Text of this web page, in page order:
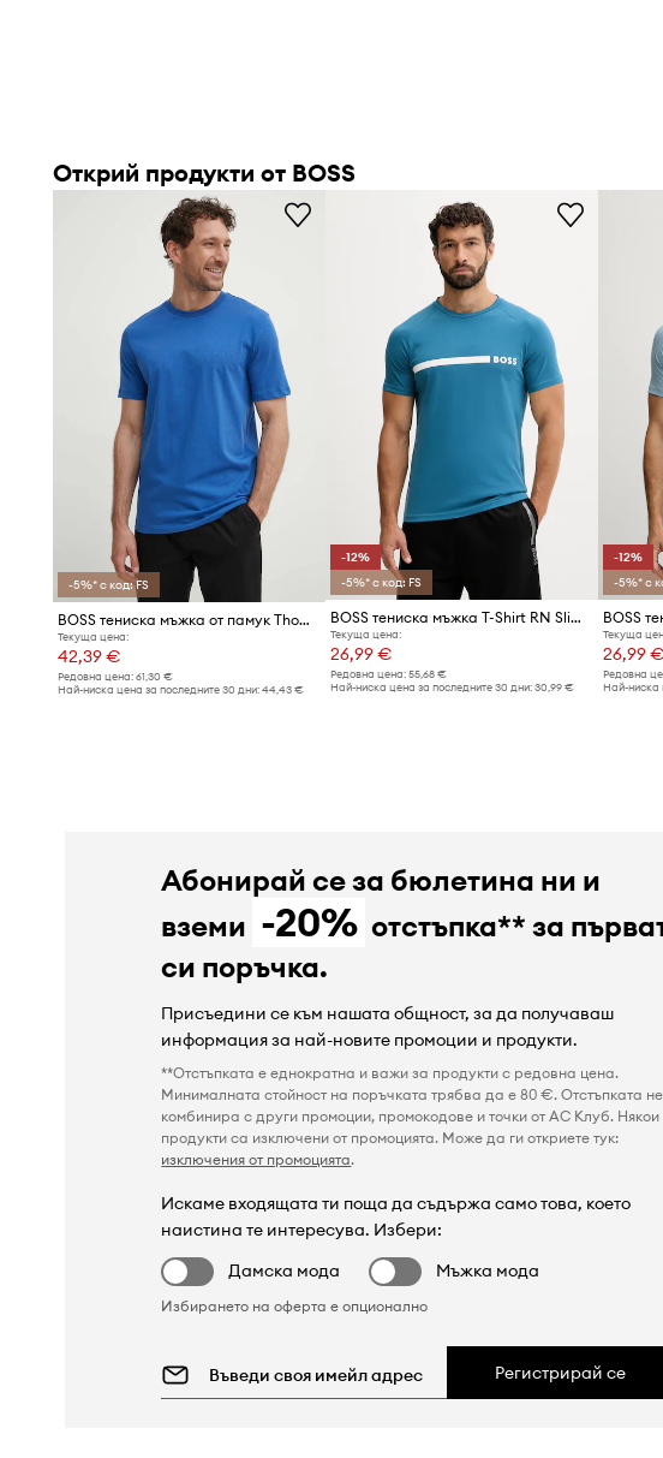
Открий продукти от BOSS
-5%* с код: FS
BOSS тениска мъжка от памук Thompson 01
Текуща цена:
42,39 €
Редовна цена: 61,30 €
Най-ниска цена за последните 30 дни: 44,43 €
-12%
-5%* с код: FS
BOSS тениска мъжка T-Shirt RN Slim Fit
Текуща цена:
26,99 €
Редовна цена:55,68 €
Най-ниска цена за последните 30 дни:30,99 €
-12%
-5%* с
Текуща
26,99 €
Редовна
Най-ниска
Абонирай се за бюлетина ни и
вземи -20% отстъпка** за
си поръчка.
Присъедини се към нашата общност, за да получаваш
информация за най-новите промоции и продукти.
**Отстъпката е еднократна и важи за продукти с редовна цена.
Минималната стойност на поръчката трябва да е 80 €. Отстъпката
комбинира с други промоции, промокодове и точки от AC Клуб. Някои
продукти са изключени от промоцията. Може да ги откриете тук:
изключения от промоцията.
Искаме входящата ти поща да съдържа само това, което
наистина те интересува. Избери:
Дамска мода
Мъжка мода
Избирането на оферта е опционално
Регистрирай се